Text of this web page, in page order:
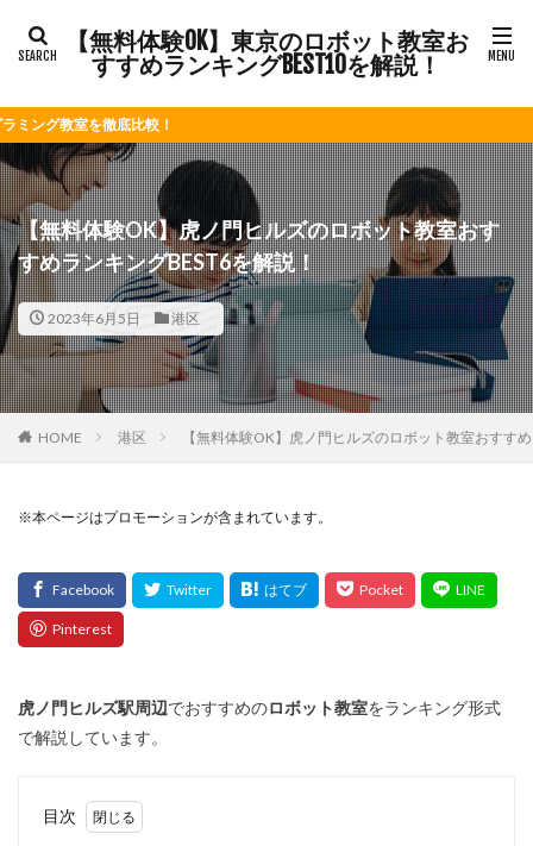
【無料体験OK】東京のロボット教室お
すすめランキングBEST10を解説！
較！
【無料体験OK】虎ノ門ヒルズのロボット教室おす
すめランキングBEST6を解説！
2023年6月5日 港区
HOME 港区 【無料体験OK】虎ノ門ヒルズのロボット教室おすす
※本ページはプロモーションが含まれています。
虎ノ門ヒルズ駅周辺でおすすめのロボット教室をランキング形式
で解説しています。
目次